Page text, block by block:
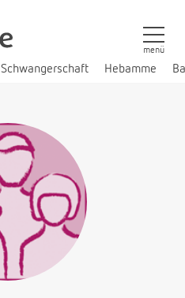
Schwangerschaft Hebamme
menü